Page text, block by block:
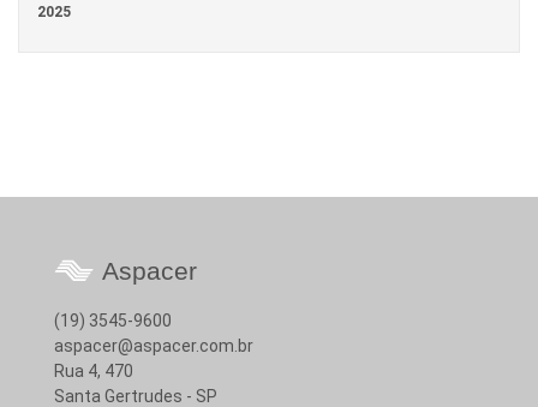
2025
Aspacer
(19) 3545-9600
aspacer@aspacer.com.br
Rua 4, 470
Santa Gertrudes - SP